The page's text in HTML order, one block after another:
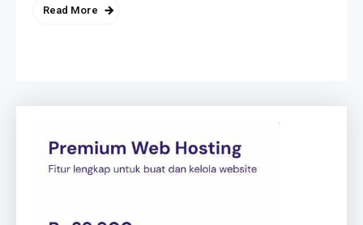
Read More